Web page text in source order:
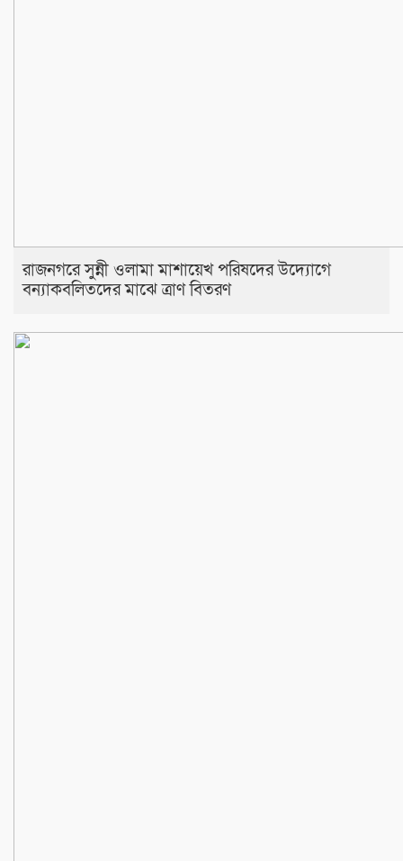
রাজনগরে সুন্নী ওলামা মাশায়েখ পরিষদের উদ্যোগে
বন্যাকবলিতদের মাঝে ত্রাণ বিতরণ